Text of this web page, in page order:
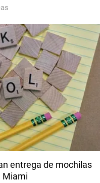
entrega de mochilas
Miami